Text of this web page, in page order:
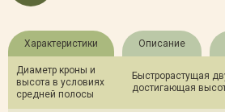
Характеристики Описание
Диаметр кроны и
высота в условиях
средней полосы
Быстрорастущая
достигающая